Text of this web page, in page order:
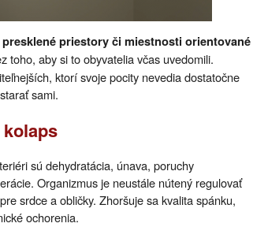
priestory či miestnosti orientované
toho, aby si to obyvatelia včas uvedomili.
ktorí svoje pocity nevedia dostatočne
sami.
sú dehydratácia, únava, poruchy
Organizmus je neustále nútený regulovať
srdce a obličky. Zhoršuje sa kvalita spánku,
ochorenia.